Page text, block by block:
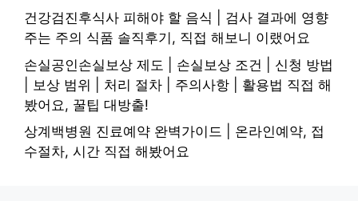
건강검진후식사 피해야 할 음식 | 검사 결과에 영향
주는 주의 식품 솔직후기, 직접 해보니 이랬어요
손실공인손실보상 제도 | 손실보상 조건 | 신청 방법
| 보상 범위 | 처리 절차 | 주의사항 | 활용법 직접 해
봤어요, 꿀팁 대방출!
상계백병원 진료예약 완벽가이드 | 온라인예약, 접
수절차, 시간 직접 해봤어요